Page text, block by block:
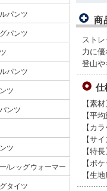
商
スト
力に
登山
仕
【素
【平
【カ
【サ
【特
【ポ
【生
パンツ
パンツ
パンツ
ツ
ンツ
ツ
/レッグウォーマー
タイツ